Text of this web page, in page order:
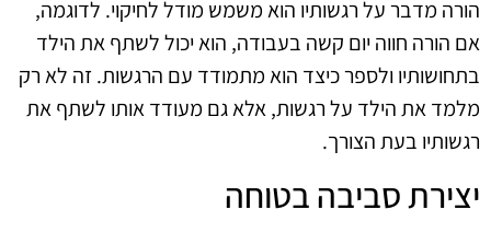
הורה מדבר על רגשותיו הוא משמש מודל לחיקוי. לדוגמה,
אם הורה חווה יום קשה בעבודה, הוא יכול לשתף את הילד
בתחושותיו ולספר כיצד הוא מתמודד עם הרגשות. זה לא רק
מלמד את הילד על רגשות, אלא גם מעודד אותו לשתף את
רגשותיו בעת הצורך.
יצירת סביבה בטוחה